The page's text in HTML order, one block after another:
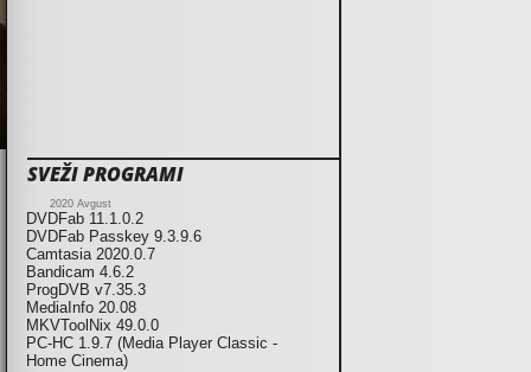
SVEŽI PROGRAMI
2020 Avgust
DVDFab 11.1.0.2
DVDFab Passkey 9.3.9.6
Camtasia 2020.0.7
Bandicam 4.6.2
ProgDVB v7.35.3
MediaInfo 20.08
MKVToolNix 49.0.0
PC-HC 1.9.7 (Media Player Classic -
Home Cinema)